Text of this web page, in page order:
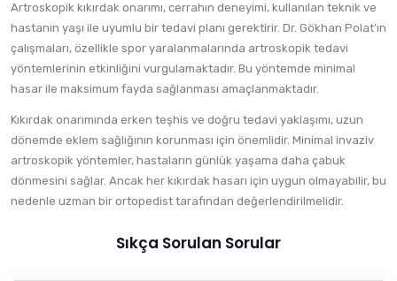
Artroskopik kıkırdak onarımı, cerrahın deneyimi, kullanılan teknik ve
hastanın yaşı ile uyumlu bir tedavi planı gerektirir. Dr. Gökhan Polat’ın
çalışmaları, özellikle spor yaralanmalarında artroskopik tedavi
yöntemlerinin etkinliğini vurgulamaktadır. Bu yöntemde minimal
hasar ile maksimum fayda sağlanması amaçlanmaktadır.
Kıkırdak onarımında erken teşhis ve doğru tedavi yaklaşımı, uzun
dönemde eklem sağlığının korunması için önemlidir. Minimal invaziv
artroskopik yöntemler, hastaların günlük yaşama daha çabuk
dönmesini sağlar. Ancak her kıkırdak hasarı için uygun olmayabilir, bu
nedenle uzman bir ortopedist tarafından değerlendirilmelidir.
Sıkça Sorulan Sorular